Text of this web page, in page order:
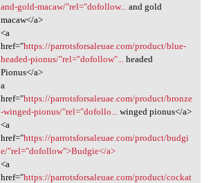
and-gold-macaw/"rel="dofollow...
and gold
macaw</a>
<a
href="https://parrotsforsaleuae.com/product/blue-
headed-pionus/"rel="dofollow"...
headed
Pionus</a>
a
href="https://parrotsforsaleuae.com/product/bronze
-winged-pionus/"rel="dofollo...
winged pionus</a>
<a
href="https://parrotsforsaleuae.com/product/budgi
e/"rel="dofollow">Budgie</a>
<a
href="https://parrotsforsaleuae.com/product/cockat